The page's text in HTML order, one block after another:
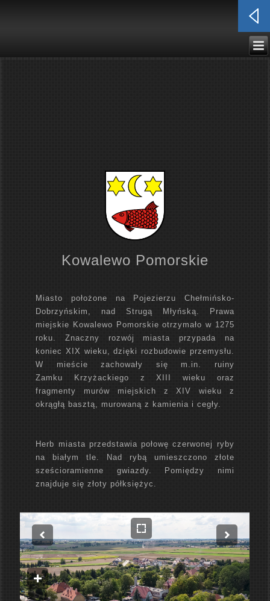
Kowalewo Pomorskie
Miasto położone na Pojezierzu Chełmińsko-
Dobrzyńskim, nad Strugą Młyńską. Prawa
miejskie Kowalewo Pomorskie otrzymało w 1275
roku. Znaczny rozwój miasta przypada na
koniec XIX wieku, dzięki rozbudowie przemysłu.
W mieście zachowały się m.in. ruiny
Zamku Krzyżackiego z XIII wieku oraz
fragmenty murów miejskich z XIV wieku z
okrągłą basztą, murowaną z kamienia i cegły.
Herb miasta przedstawia połowę czerwonej ryby
na białym tle. Nad rybą umieszczono złote
sześcioramienne gwiazdy. Pomiędzy nimi
znajduje się złoty półksiężyc.